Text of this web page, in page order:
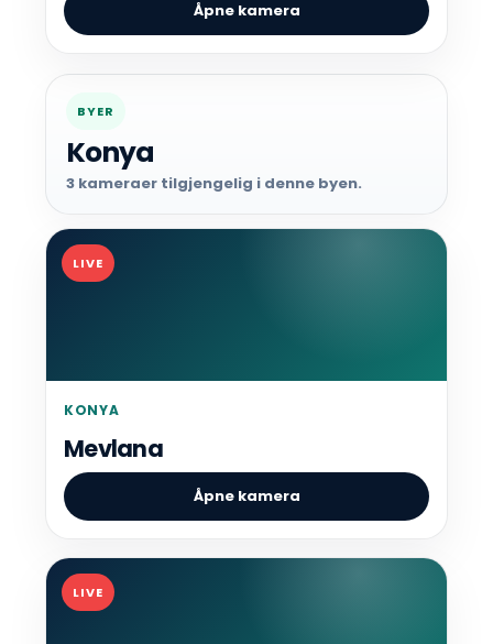
Åpne kamera
BYER
Konya
3 kameraer tilgjengelig i denne byen.
LIVE
KONYA
Mevlana
Åpne kamera
LIVE